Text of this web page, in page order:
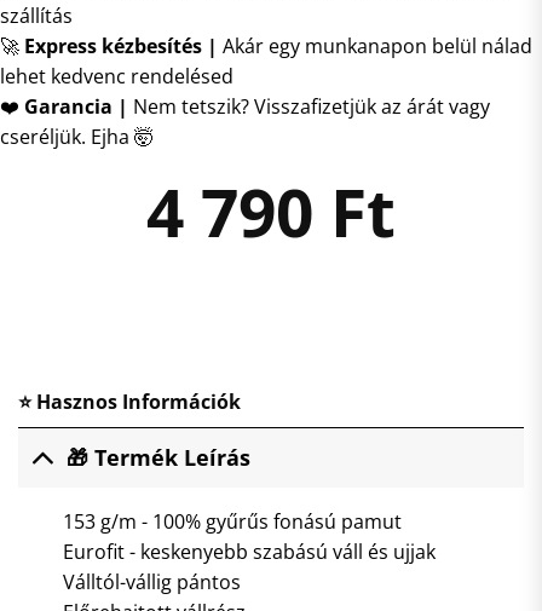
szállítás
🚀 Express kézbesítés | Akár egy munkanapon belül nálad
lehet kedvenc rendelésed
❤️ Garancia | Nem tetszik? Visszafizetjük az árát vagy
cseréljük. Ejha 🤯
4 790 Ft
⭐ Hasznos Információk
🎁 Termék Leírás
153 g/m - 100% gyűrűs fonású pamut
Eurofit - keskenyebb szabású váll és ujjak
Válltól-vállig pántos